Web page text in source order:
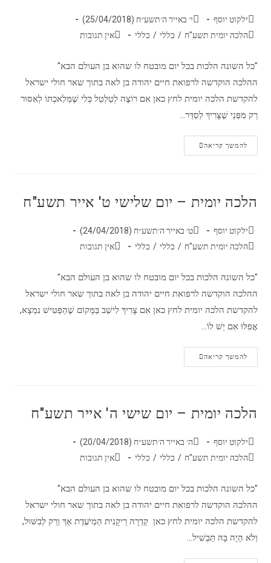
ילקוט יוסף
י׳ באייר ה׳תשע״ח (25/04/2018)
הלכה יומית תשע"ח / כללי / כללי אין תגובות
"כל השונה הלכות בכל יום מובטח לו שהוא בן העולם הבא"
ההלכה הוקדשה לרפואת חיים יהודה בן לאה בתוך שאר חולי ישראל
להקדשת הלכה יומית לחץ כאן אִם רוֹצֶה לְטַלְטֵל כְּלִי שֶׁמְּלַאכְתּוֹ לְאִסּוּר
רַק מִפְּנֵי שֶׁצָּרִיךְ לְסַדֵּר…
להמשך קריאה
הלכה יומית – יום שלישי ט' אייר תשע"ח
ילקוט יוסף
ט׳ באייר ה׳תשע״ח (24/04/2018)
הלכה יומית תשע"ח / כללי / כללי אין תגובות
"כל השונה הלכות בכל יום מובטח לו שהוא בן העולם הבא"
ההלכה הוקדשה לרפואת חיים יהודה בן לאה בתוך שאר חולי ישראל
להקדשת הלכה יומית לחץ כאן אִם צָרִיךְ לִישֵׁב בַּמָּקוֹם שֶׁהַפַּטִּישׁ נִמְצָא,
אֲפִלּוּ אִם יֵשׁ לוֹ…
להמשך קריאה
הלכה יומית – יום שישי ה' אייר תשע"ח
ילקוט יוסף
ה׳ באייר ה׳תשע״ח (20/04/2018)
הלכה יומית תשע"ח / כללי / כללי אין תגובות
"כל השונה הלכות בכל יום מובטח לו שהוא בן העולם הבא"
ההלכה הוקדשה לרפואת חיים יהודה בן לאה בתוך שאר חולי ישראל
להקדשת הלכה יומית לחץ כאן קְדֵרָה רֵיקָנִית הַמְיֹעֶדֶת אַךְ וְרַק לְבִשּׁוּל,
וְלֹא הָיָה בָּהּ תַּבְשִׁיל…